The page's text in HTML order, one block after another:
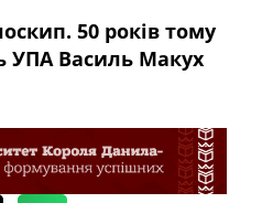
50 років тому
УПА Василь Макух